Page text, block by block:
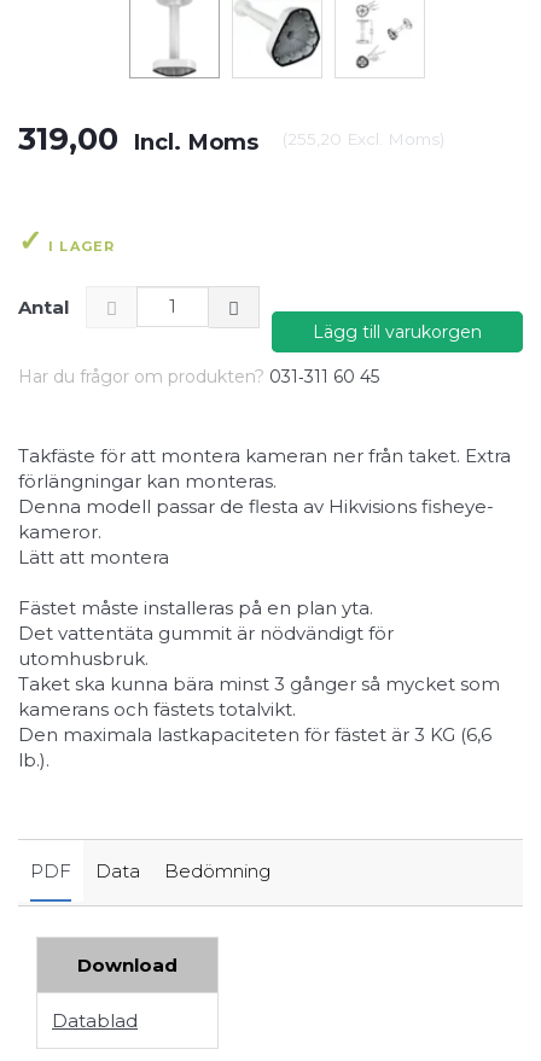
319,00 Incl. Moms (255,20 Excl. Moms)
I LAGER
Antal
Lägg till varukorgen
Har du frågor om produkten? 031‑311 60 45
Takfäste för att montera kameran ner från taket. Extra
förlängningar kan monteras.
Denna modell passar de flesta av Hikvisions fisheye-
kameror.
Lätt att montera
Fästet måste installeras på en plan yta.
Det vattentäta gummit är nödvändigt för
utomhusbruk.
Taket ska kunna bära minst 3 gånger så mycket som
kamerans och fästets totalvikt.
Den maximala lastkapaciteten för fästet är 3 KG (6,6
lb.).
PDF Data Bedömning
Download
Datablad